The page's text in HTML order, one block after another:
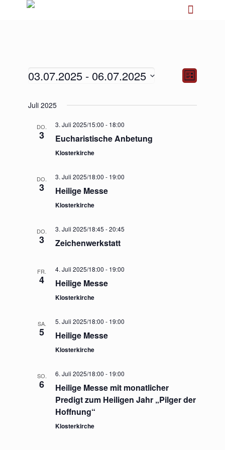
Ansichten-
Navigation
Ansichten-
Liste
03.07.2025 - 06.07.2025
wählen.
Juli 2025
DO.
3
3. Juli 2025/15:00 - 18:00
Eucharistische Anbetung
Klosterkirche
DO.
3
3. Juli 2025/18:00 - 19:00
Heilige Messe
Klosterkirche
DO.
3
3. Juli 2025/18:45 -20:45
Zeichenwerkstatt
FR.
4
4. Juli 2025/18:00 - 19:00
Heilige Messe
Klosterkirche
SA.
5
5. Juli 2025/18:00 - 19:00
Heilige Messe
Klosterkirche
SO.
6
6. Juli 2025/18:00 - 19:00
Heilige Messe mit monatlicher
Predigt zum Heiligen Jahr „Pilger der
Hoffnung“
Klosterkirche